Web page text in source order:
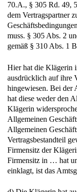
70.A., § 305 Rd. 49,
dem Vertragspartner
muss. § 305 Abs. 2
gemäß § 310 Abs. 1
Hier hat die Klägerin
ausdrücklich auf ihre
hingewiesen. Bei der
hat diese weder den
Klägerin
Allgemeinen
Allgemeinen
Vertragsbestandteil
Firmensitz der
Firmensitz in … hat
einklagt, ist das